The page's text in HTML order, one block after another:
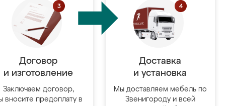
Договор
и изготовление
Заключаем договор,
вносите предоплату в
Доставка
и установка
Мы доставляем мебель по
Звенигороду и всей